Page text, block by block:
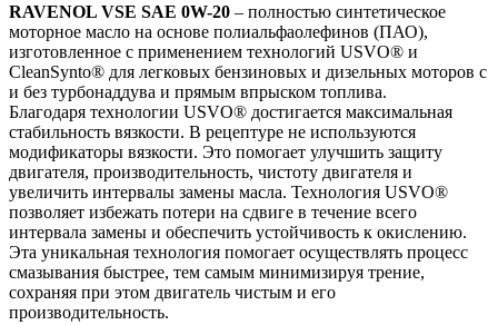
RAVENOL VSE SAE 0W-20 – полностью синтетическое
моторное масло на основе полиальфаолефинов (ПАО),
изготовленное с применением технологий USVO® и
CleanSynto® для легковых бензиновых и дизельных моторов с
и без турбонаддува и прямым впрыском топлива.
Благодаря технологии USVO® достигается максимальная
стабильность вязкости. В рецептуре не используются
модификаторы вязкости. Это помогает улучшить защиту
двигателя, производительность, чистоту двигателя и
увеличить интервалы замены масла. Технология USVO®
позволяет избежать потери на сдвиге в течение всего
интервала замены и обеспечить устойчивость к окислению.
Эта уникальная технология помогает осуществлять процесс
смазывания быстрее, тем самым минимизируя трение,
сохраняя при этом двигатель чистым и его
производительность.